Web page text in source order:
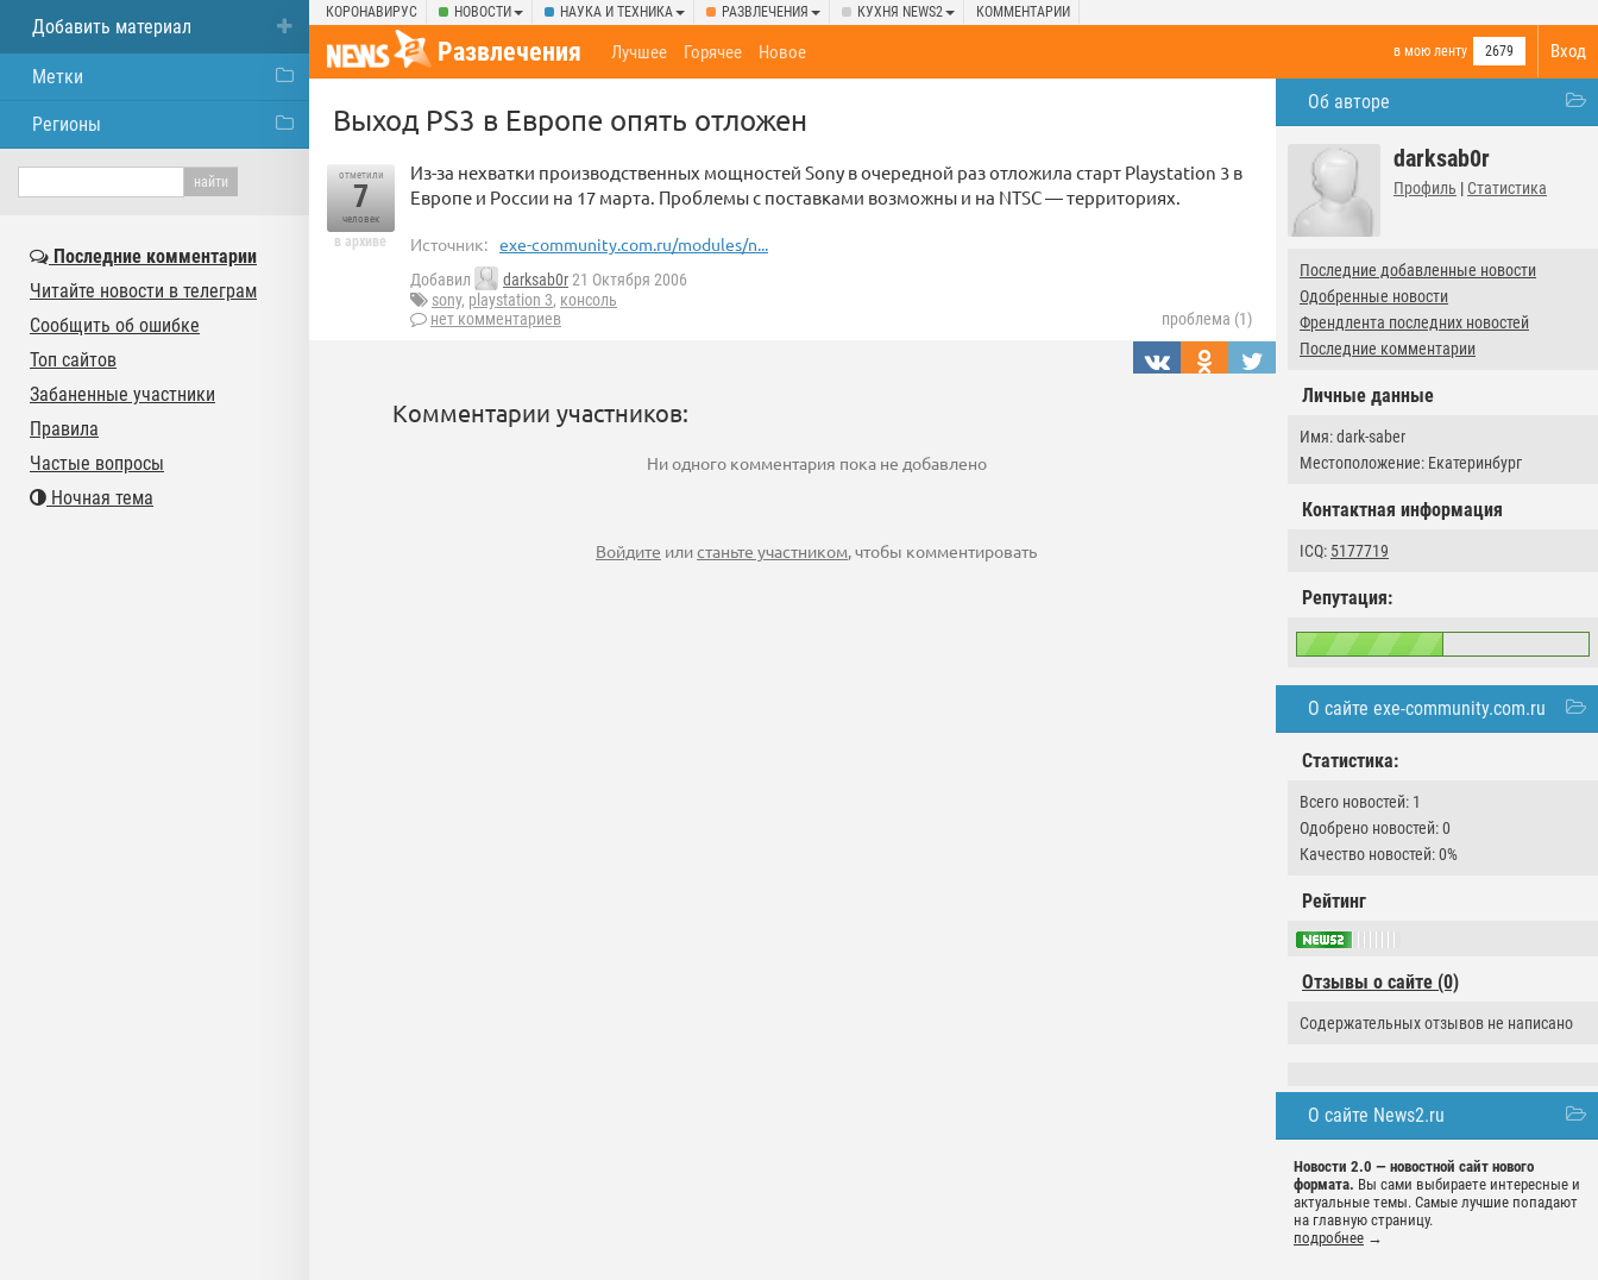
КОРОНАВИРУС НОВОСТИ НАУКА И ТЕХНИКА РАЗВЛЕЧЕНИЯ КУХНЯ NEWS2 КОММЕНТАРИИ
Вход
Развлечения в мою ленту 2679
Лучшее Горячее Новое
Об авторе
darksab0r
Профиль | Статистика
Последние добавленные новости
Одобренные новости
Френдлента последних новостей
Последние комментарии
Личные данные
Имя: dark-saber
Местоположение: Екатеринбург
Контактная информация
ICQ: 5177719
Репутация:
О сайте exe-community.com.ru
Статистика:
Всего новостей: 1
Одобрено новостей: 0
Качество новостей: 0%
Рейтинг
Отзывы о сайте (0)
Содержательных отзывов не написано
О сайте News2.ru
Новости 2.0 — новостной сайт нового
формата. Вы сами выбираете интересные и
актуальные темы. Самые лучшие попадают
на главную страницу.
подробнее →
Выход PS3 в Европе опять отложен
отметили
7
человек
в архиве
Из-за нехватки производственных мощностей Sony в очередной раз отложила старт Playstation 3 в
Европе и России на 17 марта. Проблемы с поставками возможны и на NTSC — территориях.
Источник: exe-community.com.ru/modules/n...
Добавил darksab0r21 Октября 2006
sony, playstation 3, консоль
нет комментариев
проблема (1)
Комментарии участников:
Ни одного комментария пока не добавлено
Войдите илистаньте участником, чтобы комментировать
Добавить материал
Метки
Регионы
Последние комментарии
Читайте новости в телеграм
Сообщить об ошибке
Топ сайтов
Забаненные участники
Правила
Частые вопросы
Ночная тема